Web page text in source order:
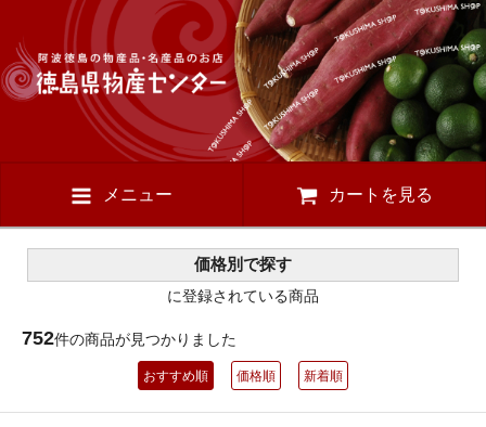
メニュー カートを見る
価格別で探す
に登録されている商品
752件の商品が見つかりました
おすすめ順 価格順 新着順